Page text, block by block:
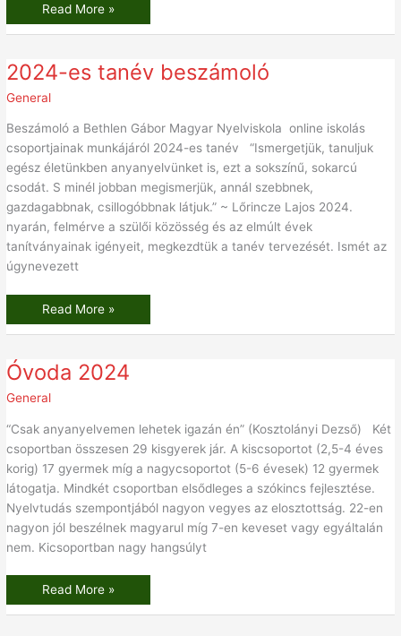
Read More »
2024-es tanév beszámoló
General
Beszámoló a Bethlen Gábor Magyar Nyelviskola online iskolás
csoportjainak munkájáról 2024-es tanév “Ismergetjük, tanuljuk
egész életünkben anyanyelvünket is, ezt a sokszínű, sokarcú
csodát. S minél jobban megismerjük, annál szebbnek,
gazdagabbnak, csillogóbbnak látjuk.” ~ Lőrincze Lajos 2024.
nyarán, felmérve a szülői közösség és az elmúlt évek
tanítványainak igényeit, megkezdtük a tanév tervezését. Ismét az
úgynevezett
2024-
es
beszámoló
Read More »
Óvoda 2024
General
“Csak anyanyelvemen lehetek igazán én” (Kosztolányi Dezső) Két
csoportban összesen 29 kisgyerek jár. A kiscsoportot (2,5-4 éves
korig) 17 gyermek míg a nagycsoportot (5-6 évesek) 12 gyermek
látogatja. Mindkét csoportban elsődleges a szókincs fejlesztése.
Nyelvtudás szempontjából nagyon vegyes az elosztottság. 22-en
nagyon jól beszélnek magyarul míg 7-en keveset vagy egyáltalán
nem. Kicsoportban nagy hangsúlyt
Óvoda
2024
Read More »